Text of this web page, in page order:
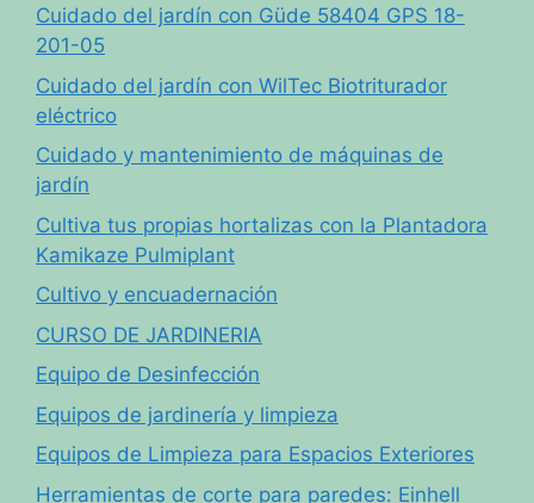
Cuidado del jardín con Güde 58404 GPS 18-
201-05
Cuidado del jardín con WilTec Biotriturador
eléctrico
Cuidado y mantenimiento de máquinas de
jardín
Cultiva tus propias hortalizas con la Plantadora
Kamikaze Pulmiplant
Cultivo y encuadernación
CURSO DE JARDINERIA
Equipo de Desinfección
Equipos de jardinería y limpieza
Equipos de Limpieza para Espacios Exteriores
Herramientas de corte para paredes: Einhell